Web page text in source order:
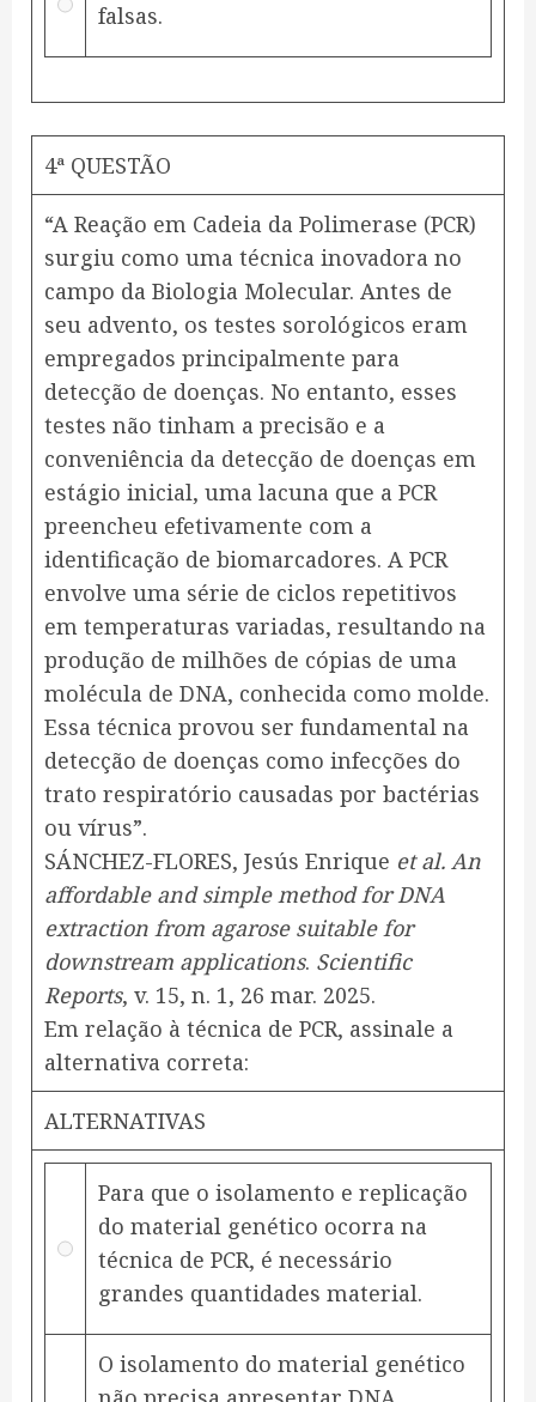
falsas.
4ª QUESTÃO
“A Reação em Cadeia da Polimerase (PCR)
surgiu como uma técnica inovadora no
campo da Biologia Molecular. Antes de
seu advento, os testes sorológicos eram
empregados principalmente para
detecção de doenças. No entanto, esses
testes não tinham a precisão e a
conveniência da detecção de doenças em
estágio inicial, uma lacuna que a PCR
preencheu efetivamente com a
identificação de biomarcadores. A PCR
envolve uma série de ciclos repetitivos
em temperaturas variadas, resultando na
produção de milhões de cópias de uma
molécula de DNA, conhecida como molde.
Essa técnica provou ser fundamental na
detecção de doenças como infecções do
trato respiratório causadas por bactérias
ou vírus”.
SÁNCHEZ-FLORES, Jesús Enrique et al. An
affordable and simple method for DNA
extraction from agarose suitable for
downstream applications. Scientific
Reports, v. 15, n. 1, 26 mar. 2025.
‌Em relação à técnica de PCR, assinale a
alternativa correta:
ALTERNATIVAS
Para que o isolamento e replicação
do material genético ocorra na
técnica de PCR, é necessário
grandes quantidades material.
O isolamento do material genético